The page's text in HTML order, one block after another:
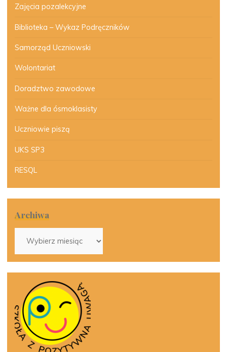
Zajęcia pozalekcyjne
Biblioteka – Wykaz Podręczników
Samorząd Uczniowski
Wolontariat
Doradztwo zawodowe
Ważne dla ósmoklasisty
Uczniowie piszą
UKS SP3
RESQL
Archiwa